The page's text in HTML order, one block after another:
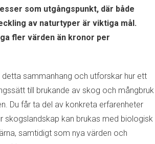
som utgångspunkt, där både
av naturtyper är viktiga mål.
fler värden än kronor per
sammanhang och utforskar hur ett
till brukande av skog och mångbruk
Du får ta del av konkreta erfarenheter
skogslandskap kan brukas med biologisk
samtidigt som nya värden och